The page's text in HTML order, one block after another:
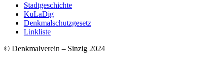
Stadtgeschichte
KuLaDig
Denkmalschutzgesetz
Linkliste
© Denkmalverein – Sinzig 2024